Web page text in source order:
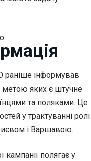
раніше інформував
метою яких є штучне
та поляками. Це
у трактуванні ролі
і Варшавою.
кампанії полягає у